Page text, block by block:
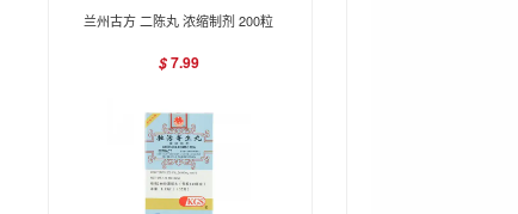
兰州古方 二陈丸 浓缩制剂 200粒
$7.99